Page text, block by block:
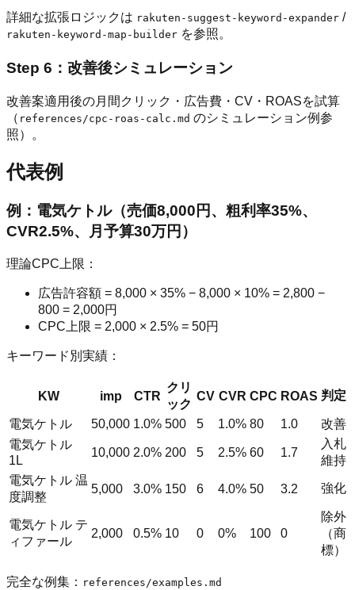
詳細な拡張ロジックは rakuten-suggest-keyword-expander /
rakuten-keyword-map-builder を参照。
Step 6：改善後シミュレーション
改善案適用後の月間クリック・広告費・CV・ROASを試算
（ references/cpc-roas-calc.md のシミュレーション例参
照）。
代表例
例：電気ケトル（売価8,000円、粗利率35%、
CVR2.5%、月予算30万円）
理論CPC上限：
広告許容額 = 8,000 × 35% − 8,000 × 10% = 2,800 −
800 = 2,000円
CPC上限 = 2,000 × 2.5% = 50円
キーワード別実績：
KW imp CTR
クリ
ック
CV CVR CPC ROAS 判定
電気ケトル 50,000 1.0% 500 5 1.0% 80 1.0
改善
電気ケトル
1L
10,000 2.0% 200 5 2.5% 60 1.7
入札
維持
電気ケトル 温
度調整
5,000 3.0% 150 6 4.0% 50 3.2 強化
電気ケトル テ
ィファール
2,000 0.5% 10 0 0% 100 0
除外
（商
標）
完全な例集： references/examples.md